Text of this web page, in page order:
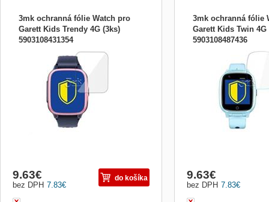
3mk ochranná fólie Watch pro
Garett Kids Trendy 4G (3ks)
5903108431354
7.83€
bez DPH
9.63€ do košíka
3mk ochranná fólie
Garett Kids Twin 4G
5903108487436
7.83€
bez DPH
9.63€